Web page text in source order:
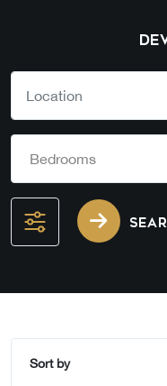
Bedrooms
Sort by